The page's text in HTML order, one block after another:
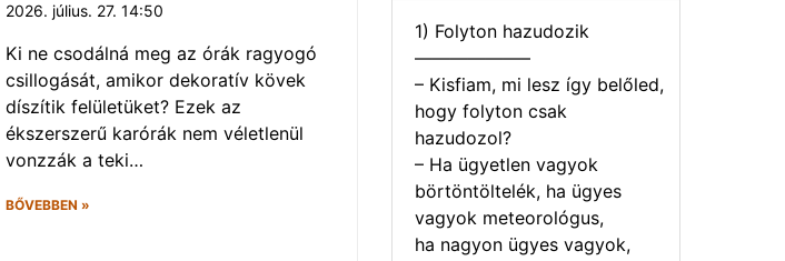
2026. július. 27. 14:50
Ki ne csodálná meg az órák ragyogó
csillogását, amikor dekoratív kövek
díszítik felületüket? Ezek az
ékszerszerű karórák nem véletlenül
vonzzák a teki…
BŐVEBBEN »
1) Folyton hazudozik
——————–
– Kisfiam, mi lesz így belőled,
hogy folyton csak
hazudozol?
– Ha ügyetlen vagyok
börtöntöltelék, ha ügyes
vagyok meteorológus,
ha nagyon ügyes vagyok,